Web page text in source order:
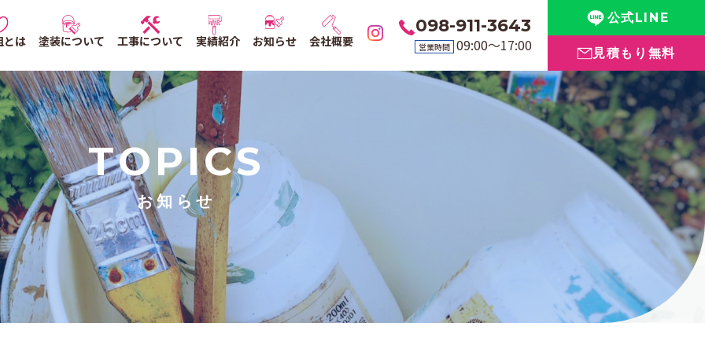
098-911-3643
営業時間 09:00〜17:00
とは 塗装について 工事について 実績紹介 お知らせ 会社概要
公式LINE
見積もり無料
TOPICS
お知らせ